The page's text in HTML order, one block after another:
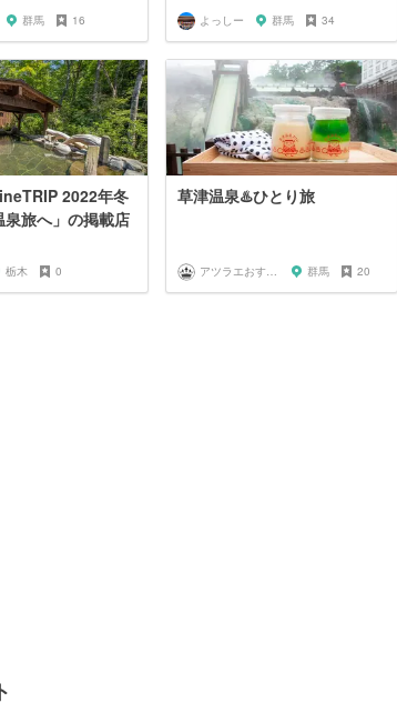
群馬 16 よっしー 群馬 34
2022年冬
泉旅へ」の掲載店
栃木 0
草津温泉♨️ひとり旅
アツラエおすすめ旅プラン！ 群馬 20